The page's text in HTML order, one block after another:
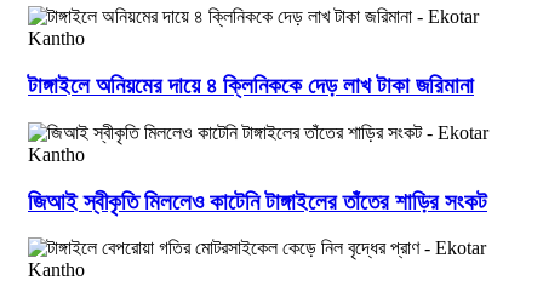
টাঙ্গাইলে অনিয়মের দায়ে ৪ ক্লিনিককে দেড় লাখ টাকা জরিমানা
জিআই স্বীকৃতি মিললেও কাটেনি টাঙ্গাইলের তাঁতের শাড়ির সংকট